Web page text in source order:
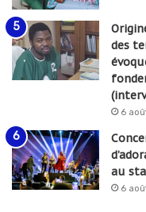
des
6
au
6